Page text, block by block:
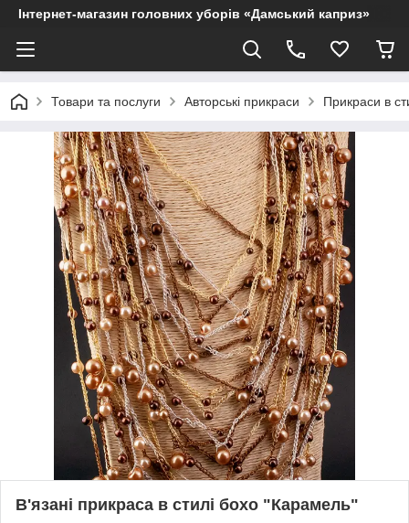
Інтернет-магазин головних уборів «Дамський каприз»
Товари та послуги Авторські прикраси Прикраси в
В'язані прикраса в стилі бохо "Карамель"